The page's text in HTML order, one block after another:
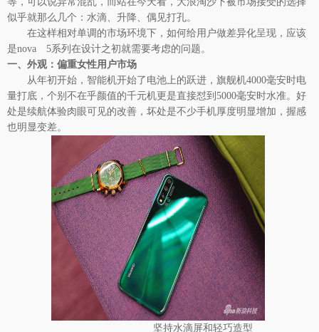
似乎就那么几个：水滴、升降、偶见打孔。
在这样相对单调的市场环境下，如何给用户做差异化呈现，应该
是nova 5系列在设计之初就需要考虑的问题。
一、外观：偏重女性用户市场
从年初开始，智能机开始了电池上的跃进，旗舰机4000毫安时电
量打底，个别不在乎颜值的千元机更是直接怼到5000毫安时水准。好
处是续航体验肉眼可见的改善，坏处是不少手机厚度明显增加，握感
也明显变差。
坚持水滴屏和轻巧造型